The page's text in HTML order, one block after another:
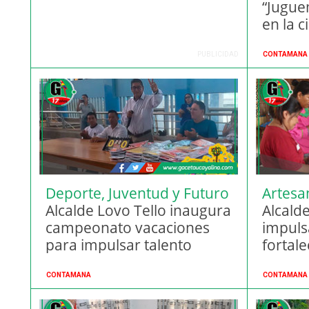
en la
CONTAMANA
Deporte, Juventud y Futuro
Alcalde Lovo Tello inaugura
campeonato vacaciones
para impulsar talento
CONTAMANA CONTAMANA